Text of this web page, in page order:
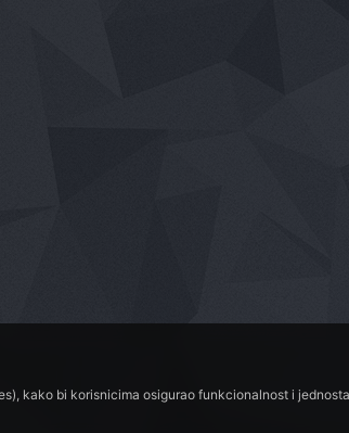
kako bi korisnicima osigurao funkcionalnost i